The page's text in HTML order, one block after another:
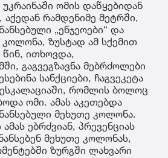
ომის დაწყებიდან
რამდენიმე მეტრში,
„ენჯეოები“ და
კოლონა, ზუსტად ამ სქემით
წინ, ითხოვდა,
გაგვეგზავნა მებრძოლები
სანქციები, ჩაგვეკეტა
რომლის ბოლოც
ომი. ამას აკეთებდა
მეხუთე კოლონა.
ებრძვიან, პრევენციას
მეხუთე კოლონას,
ზურგში ლახვარი